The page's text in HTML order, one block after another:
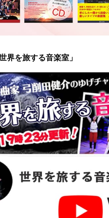
を旅する音楽室」